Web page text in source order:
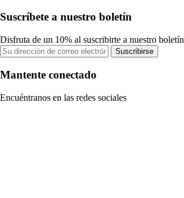
Suscríbete a nuestro boletín
Disfruta de un 10% al suscribirte a nuestro boletín
Suscribirse
Mantente conectado
Encuéntranos en las redes sociales